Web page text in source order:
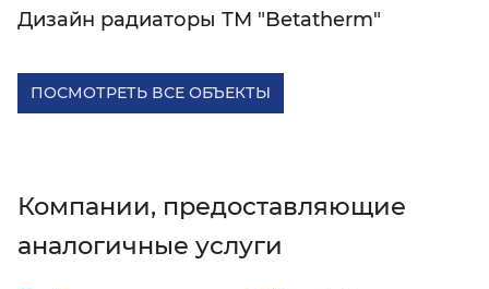
Дизайн радиаторы ТМ "Betatherm"
ПОСМОТРЕТЬ ВСЕ ОБЪЕКТЫ
Компании, предоставляющие
аналогичные услуги